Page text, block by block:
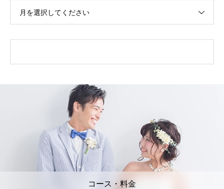
月を選択してください
コース・料金